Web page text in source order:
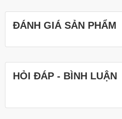
ĐÁNH GIÁ SẢN PHẨM
HỎI ĐÁP - BÌNH LUẬN